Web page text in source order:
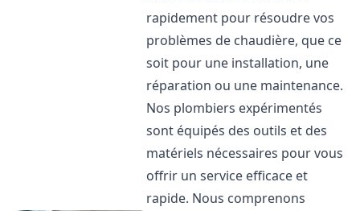
rapidement pour résoudre vos
problèmes de chaudière, que ce
soit pour une installation, une
réparation ou une maintenance.
Nos plombiers expérimentés
sont équipés des outils et des
matériels nécessaires pour vous
offrir un service efficace et
rapide. Nous comprenons